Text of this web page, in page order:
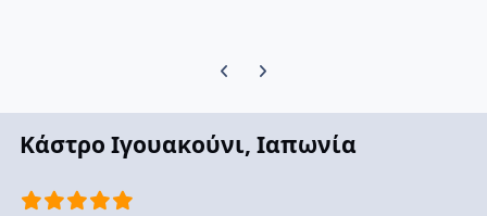
Previous carousel slide
Next carousel slide
Κάστρο Ιγουακούνι, Ιαπωνία